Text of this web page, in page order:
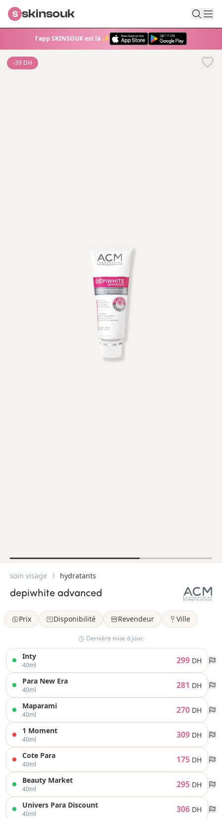
l'app SKINSOUK est là ✨
S skinsouk
-39 DH
soin visage hydratants
depiwhite advanced
Prix Disponibilité Revendeur Ville
Dernière mise à jour:
Inty
40ml 299 DH
Para New Era
40ml 281 DH
Maparami
40ml 270 DH
1 Moment
40ml 309 DH
Cote Para
40ml 175 DH
Beauty Market
40ml 295 DH
Univers Para Discount
40ml 306 DH